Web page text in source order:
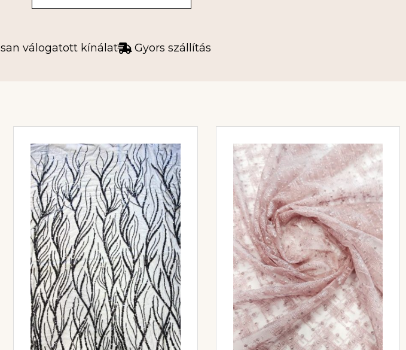
válogatott kínálat Gyors szállítás